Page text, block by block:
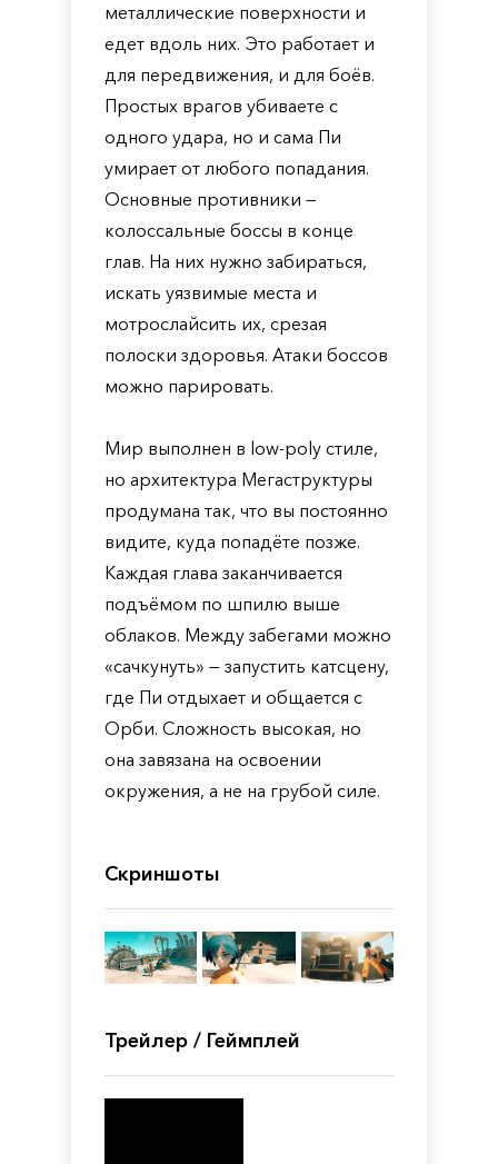
металлические поверхности и
едет вдоль них. Это работает и
для передвижения, и для боёв.
Простых врагов убиваете с
одного удара, но и сама Пи
умирает от любого попадания.
Основные противники —
колоссальные боссы в конце
глав. На них нужно забираться,
искать уязвимые места и
мотрослайсить их, срезая
полоски здоровья. Атаки боссов
можно парировать.
Мир выполнен в low-poly стиле,
но архитектура Мегаструктуры
продумана так, что вы постоянно
видите, куда попадёте позже.
Каждая глава заканчивается
подъёмом по шпилю выше
облаков. Между забегами можно
«сачкунуть» — запустить катсцену,
где Пи отдыхает и общается с
Орби. Сложность высокая, но
она завязана на освоении
окружения, а не на грубой силе.
Скриншоты
Трейлер / Геймплей